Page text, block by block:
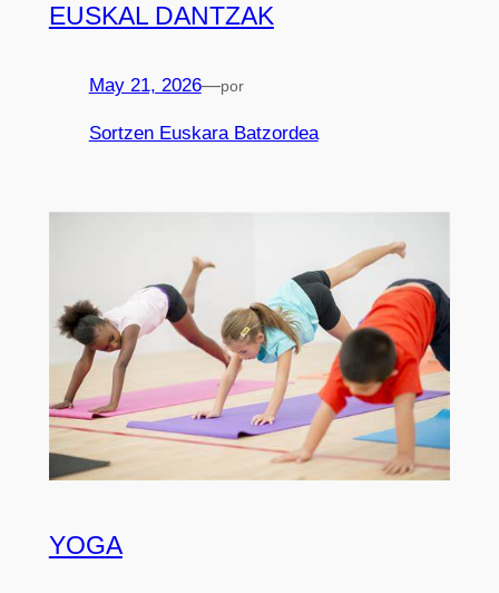
EUSKAL DANTZAK
May 21, 2026—por
Sortzen Euskara Batzordea
YOGA